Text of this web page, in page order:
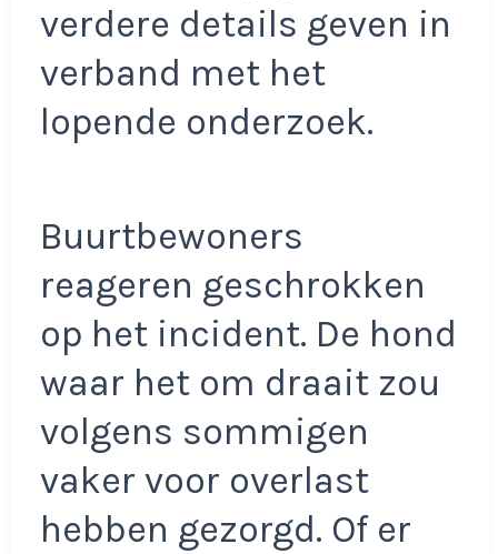
verdere details geven in
verband met het
lopende onderzoek.
Buurtbewoners
reageren geschrokken
op het incident. De hond
waar het om draait zou
volgens sommigen
vaker voor overlast
hebben gezorgd. Of er